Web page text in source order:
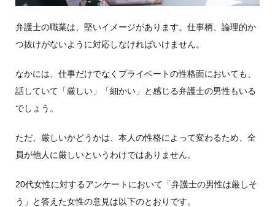
弁護士の職業は、堅いイメージがあります。仕事柄、論理的か
つ抜けがないように対応しなければいけません。
なかには、仕事だけでなくプライベートの性格面においても、
話していて「厳しい」「細かい」と感じる弁護士の男性もいる
でしょう。
ただ、厳しいかどうかは、本人の性格によって変わるため、全
員が他人に厳しいというわけではありません。
20代女性に対するアンケートにおいて「弁護士の男性は厳しそ
う」と答えた女性の意見は以下のとおりです。